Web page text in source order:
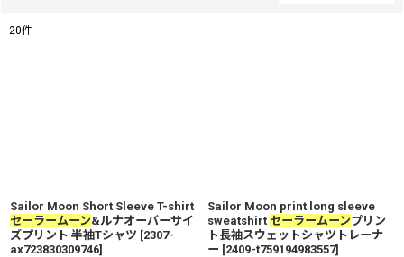
カテゴリ:
20件
Sailor Moon Short Sleeve T-shirt
セーラームーン&ルナオーバーサイ
ズプリント 半袖Tシャツ [2307-
ax723830309746]
Sailor Moon print long sleeve
sweatshirt セーラームーンプリン
ト長袖スウェットシャツトレーナ
ー [2409-t759194983557]